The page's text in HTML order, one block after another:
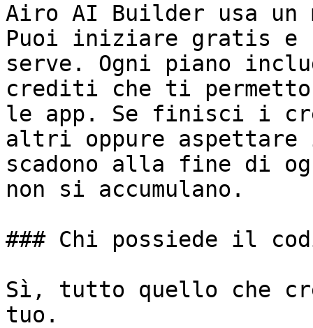
Airo AI Builder usa un
Puoi iniziare gratis e
serve. Ogni piano
crediti che ti
le app. Se finisci i
altri oppure
scadono alla fine di
non si accumulano.
### Chi possiede il
Sì, tutto quello che
tuo.